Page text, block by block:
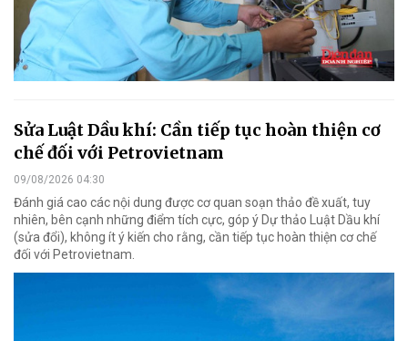
Sửa Luật Dầu khí: Cần tiếp tục hoàn thiện cơ
chế đối với Petrovietnam
09/08/2026 04:30
Đánh giá cao các nội dung được cơ quan soạn thảo đề xuất, tuy
nhiên, bên cạnh những điểm tích cực, góp ý Dự thảo Luật Dầu khí
(sửa đổi), không ít ý kiến cho rằng, cần tiếp tục hoàn thiện cơ chế
đối với Petrovietnam.